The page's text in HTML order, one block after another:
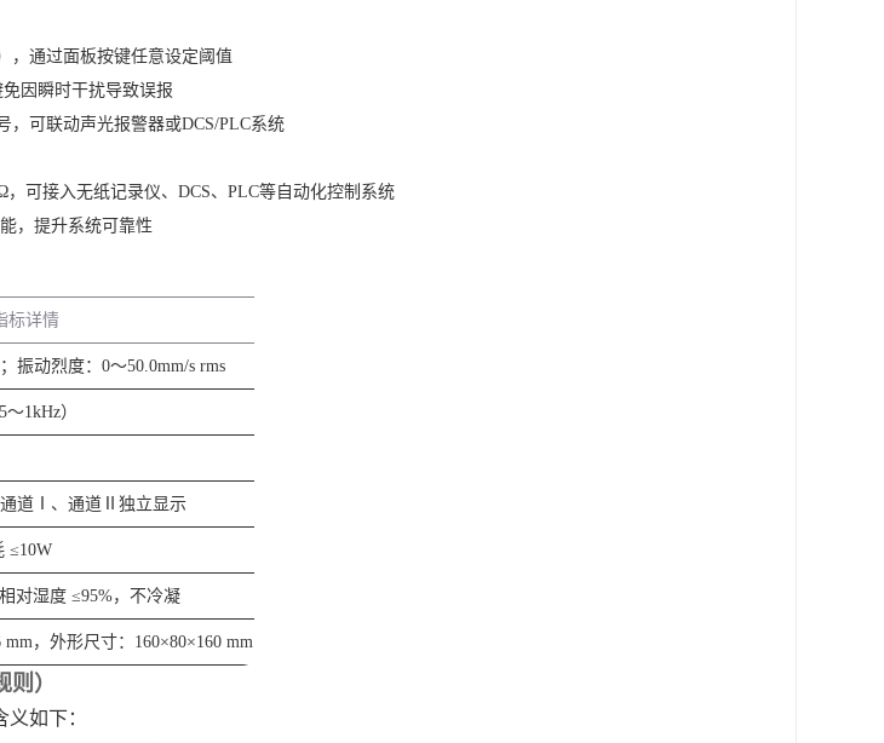
通过面板按键任意设定阈值
因瞬时干扰导致误报
，可联动声光报警器或DCS/PLC系统
可接入无纸记录仪、DCS、PLC等自动化控制系统
，提升系统可靠性
标详情
振动烈度：0～50.0mm/s rms
1kHz）
通道Ⅰ、通道Ⅱ独立显示
≤10W
对湿度 ≤95%，不冷凝
，外形尺寸：160×80×160 mm
）
如下：